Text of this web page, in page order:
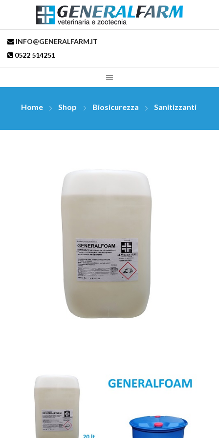
INFO@GENERALFARM.IT
0522 514251
Home Shop Biosicurezza Sanitizzanti